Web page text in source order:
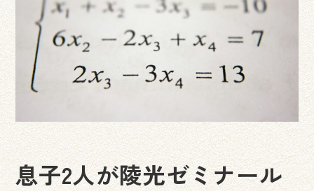
息子2人が陵光ゼミナール